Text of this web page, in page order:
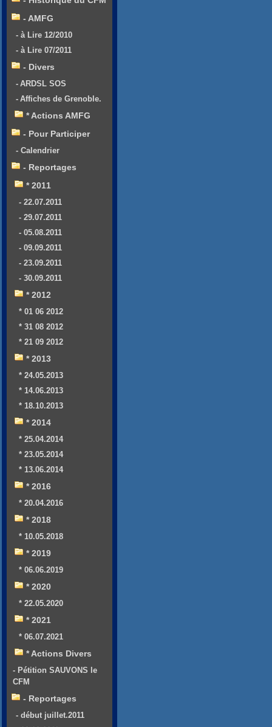
- AMFG
- à Lire 12/2010
- à Lire 07/2011
- Divers
- ARDSL SOS
- Affiches de Grenoble.
* Actions AMFG
- Pour Participer
- Calendrier
- Reportages
* 2011
- 22.07.2011
- 29.07.2011
- 05.08.2011
- 09.09.2011
- 23.09.2011
- 30.09.2011
* 2012
* 01 06 2012
* 31 08 2012
* 21 09 2012
* 2013
* 24.05.2013
* 14.06.2013
* 18.10.2013
* 2014
* 25.04.2014
* 23.05.2014
* 13.06.2014
* 2016
* 20.04.2016
* 2018
* 10.05.2018
* 2019
* 06.06.2019
* 2020
* 22.05.2020
* 2021
* 06.07.2021
* Actions Divers
- Pétition SAUVONS le
CFM
- Reportages
- début juillet.2011